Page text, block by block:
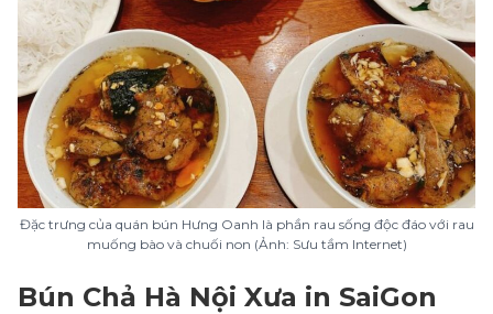
Đặc trưng của quán bún Hưng Oanh là phần rau sống độc đáo với rau
muống bào và chuối non (Ảnh: Sưu tầm Internet)
Bún Chả Hà Nội Xưa in SaiGon